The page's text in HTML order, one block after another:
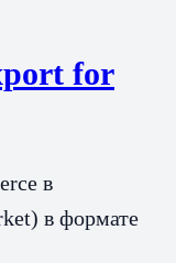
for
в
в формате